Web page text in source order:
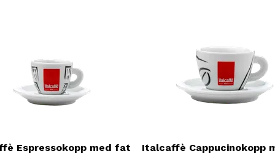
Espressokopp med fat Italcaffè Cappucinokopp